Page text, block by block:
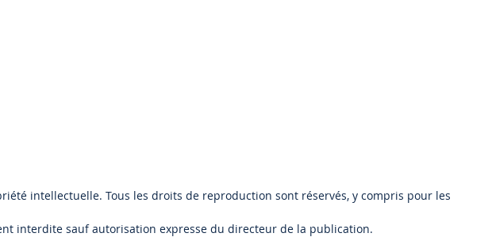
intellectuelle. Tous les droits de reproduction sont réservés, y compris pour les
interdite sauf autorisation expresse du directeur de la publication.